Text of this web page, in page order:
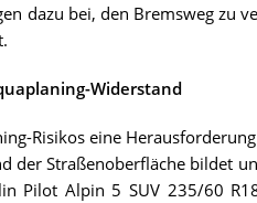
dazu bei, den Bremsweg zu
Widerstand
Risikos eine
der Straßenoberfläche bildet
Pilot Alpin 5 SUV 235/60